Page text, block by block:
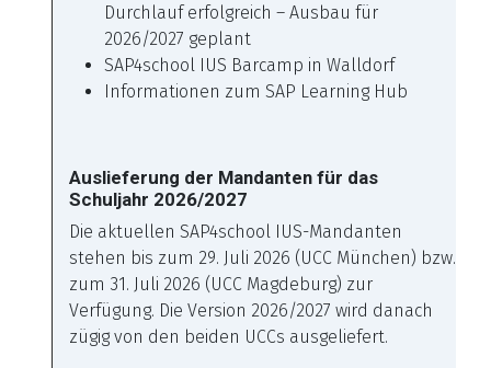
Durchlauf erfolgreich – Ausbau für
2026/2027 geplant
SAP4school IUS Barcamp in Walldorf
Informationen zum SAP Learning Hub
Auslieferung der Mandanten für das
Schuljahr 2026/2027
Die aktuellen SAP4school IUS-Mandanten
stehen bis zum 29. Juli 2026 (UCC München) bzw.
zum 31. Juli 2026 (UCC Magdeburg) zur
Verfügung. Die Version 2026/2027 wird danach
zügig von den beiden UCCs ausgeliefert.